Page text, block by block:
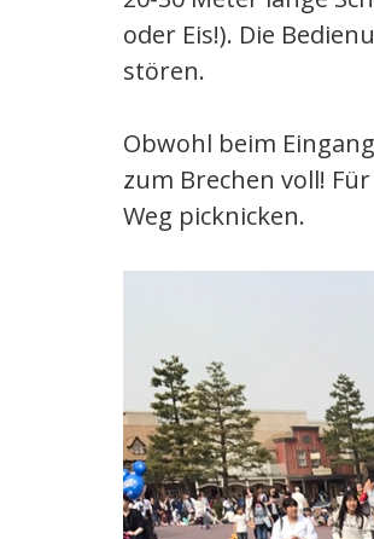
oder Eis!). Die
stören.
Obwohl beim
zum Brechen voll!
Weg picknicken.